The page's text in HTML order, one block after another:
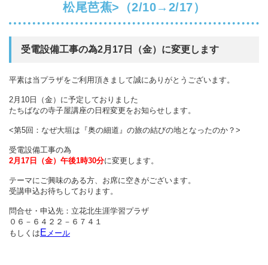
松尾芭蕉>（2/10→2/17）
受電設備工事の為2月17日（金）に変更します
平素は当プラザをご利用頂きまして誠にありがとうございます。
2月10日（金）に予定しておりました
たちばなの寺子屋講座の日程変更をお知らせします。
<第5回：なぜ大垣は『奥の細道』の旅の結びの地となったのか？>
受電設備工事の為
2月17日（金）午後1時30分に変更します。
テーマにご興味のある方、お席に空きがございます。
受講申込お待ちしております。
問合せ・申込先：立花北生涯学習プラザ
０６－６４２２－６７４１
もしくは E メ ール